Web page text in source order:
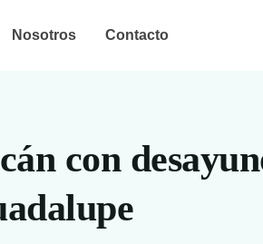
Nosotros Contacto
con